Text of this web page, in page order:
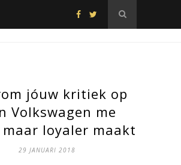
jóuw kritiek op
Volkswagen me
loyaler maakt
29 JANUARI 2018